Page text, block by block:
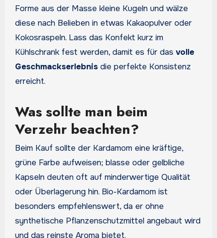
Forme aus der Masse kleine Kugeln und wälze
diese nach Belieben in etwas Kakaopulver oder
Kokosraspeln. Lass das Konfekt kurz im
Kühlschrank fest werden, damit es für das volle
Geschmackserlebnisdie perfekte Konsistenz
erreicht.
Was sollte man beim
Verzehr beachten?
Beim Kauf sollte der Kardamom eine kräftige,
grüne Farbe aufweisen; blasse oder gelbliche
Kapseln deuten oft auf minderwertige Qualität
oder Überlagerung hin. Bio-Kardamom ist
besonders empfehlenswert, da er ohne
synthetische Pflanzenschutzmittel angebaut wird
und das reinste Aroma bietet.